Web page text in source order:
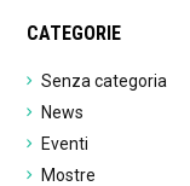
CATEGORIE
Senza categoria
News
Eventi
Mostre